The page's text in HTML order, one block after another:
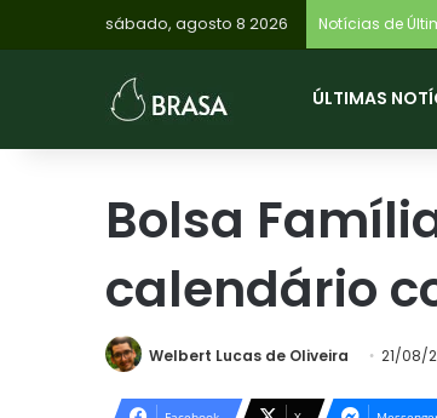
sábado, agosto 8 2026 Notícias de
ÚLTIMAS
Bolsa
calendário
Welbert Lucas de Oliveira 21/08/